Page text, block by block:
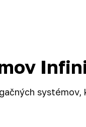
systémov,